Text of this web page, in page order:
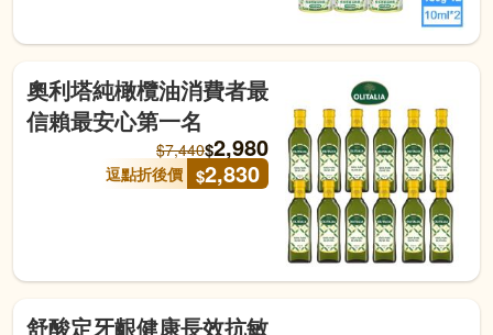
奧利塔純橄欖油消費者最
信賴最安心第一名
$7,440$2,980
逗點折後價 $2,830
舒酸定牙齦健康長效抗敏